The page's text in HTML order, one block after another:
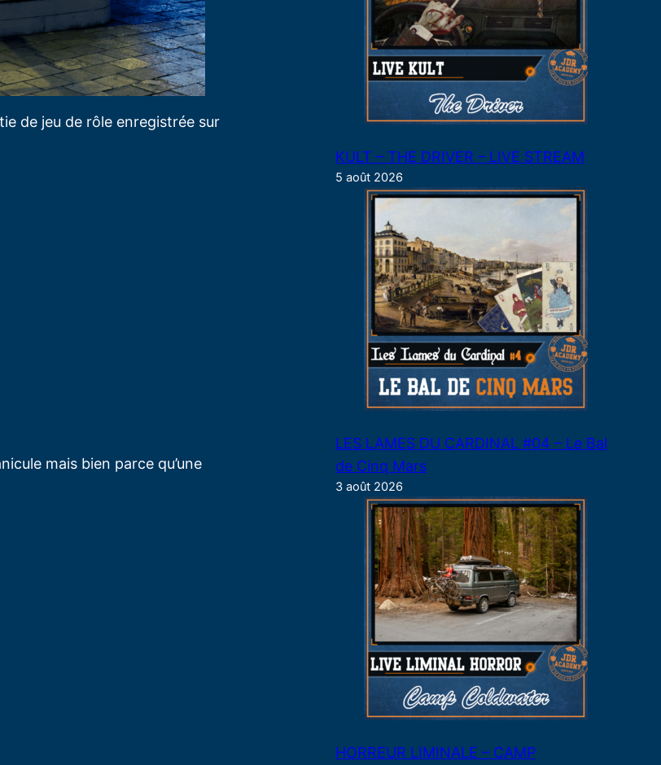
de jeu de rôle enregistrée sur
mais bien parce qu’une
KULT – THE DRIVER – LIVE STREAM
5 août 2026
LES LAMES DU CARDINAL #04 – Le Bal
de Cinq Mars
3 août 2026
HORREUR LIMINALE – CAMP